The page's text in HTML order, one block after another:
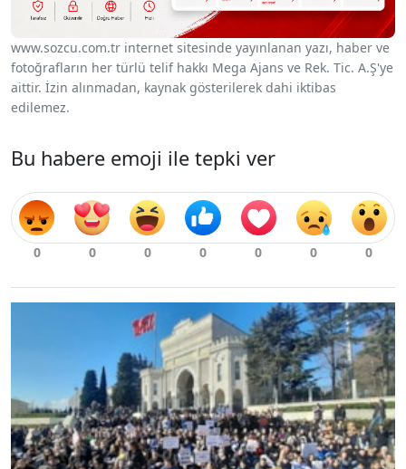
www.sozcu.com.tr internet sitesinde yayınlanan yazı, haber ve
fotoğrafların her türlü telif hakkı Mega Ajans ve Rek. Tic. A.Ş'ye
aittir. İzin alınmadan, kaynak gösterilerek dahi iktibas
edilemez.
Bu habere emoji ile tepki ver